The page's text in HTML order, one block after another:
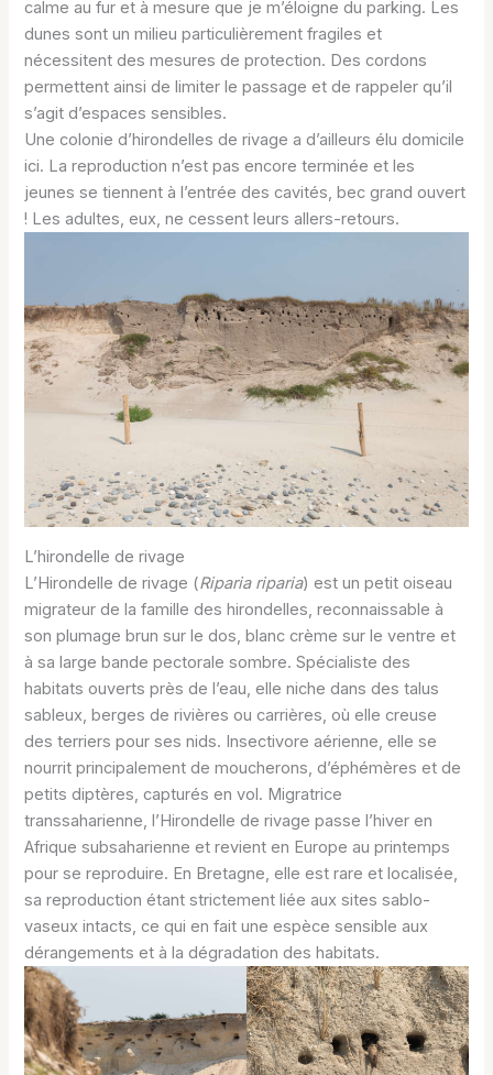
calme au fur et à mesure que je m’éloigne du parking. Les
dunes sont un milieu particulièrement fragiles et
nécessitent des mesures de protection. Des cordons
permettent ainsi de limiter le passage et de rappeler qu’il
s’agit d’espaces sensibles.
Une colonie d’hirondelles de rivage a d’ailleurs élu domicile
ici. La reproduction n’est pas encore terminée et les
jeunes se tiennent à l’entrée des cavités, bec grand ouvert
! Les adultes, eux, ne cessent leurs allers-retours.
L’hirondelle de rivage
L’Hirondelle de rivage (Riparia riparia) est un petit oiseau
migrateur de la famille des hirondelles, reconnaissable à
son plumage brun sur le dos, blanc crème sur le ventre et
à sa large bande pectorale sombre. Spécialiste des
habitats ouverts près de l’eau, elle niche dans des talus
sableux, berges de rivières ou carrières, où elle creuse
des terriers pour ses nids. Insectivore aérienne, elle se
nourrit principalement de moucherons, d’éphémères et de
petits diptères, capturés en vol. Migratrice
transsaharienne, l’Hirondelle de rivage passe l’hiver en
Afrique subsaharienne et revient en Europe au printemps
pour se reproduire. En Bretagne, elle est rare et localisée,
sa reproduction étant strictement liée aux sites sablo-
vaseux intacts, ce qui en fait une espèce sensible aux
dérangements et à la dégradation des habitats.